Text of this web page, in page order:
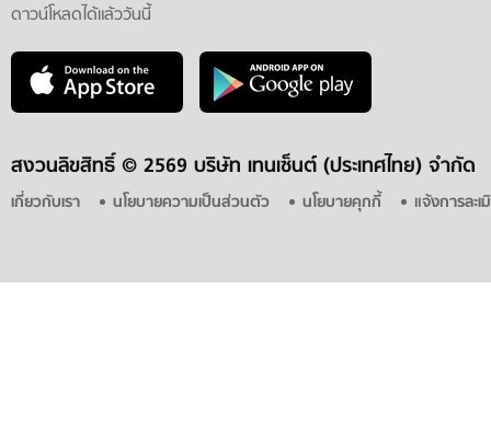
ดาวน์โหลดได้แล้ววันนี้
สงวนลิขสิทธิ์ © 2569 บริษัท เทนเซ็นต์ (ประเทศไทย) จำกัด
เกี่ยวกับเรา นโยบายความเป็นส่วนตัว นโยบายคุกกี้ แจ้งการละ